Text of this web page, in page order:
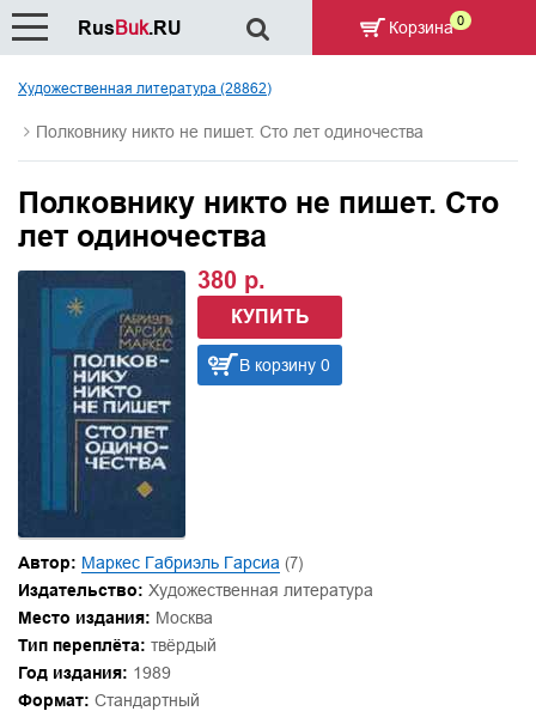
Художественная литература (28862)
Полковнику никто не пишет. Сто лет одиночества
Полковнику никто не пишет. Сто
лет одиночества
380 р.
КУПИТЬ
В корзину 0
Автор: Маркес Габриэль Гарсиа (7)
Издательство: Художественная литература
Место издания: Москва
Тип переплёта: твёрдый
Год издания: 1989
Формат: Стандартный
RusBuk.RU Корзина 0